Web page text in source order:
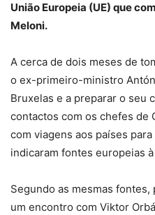
União Europeia (UE) que
Meloni.
A cerca de dois meses de
o ex-primeiro-ministro
Bruxelas e a preparar o seu
contactos com os chefes de
com viagens aos países
indicaram fontes europeias
Segundo as mesmas
um encontro com Viktor